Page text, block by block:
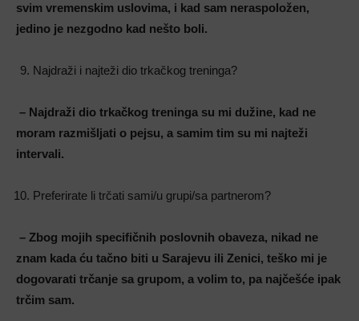
svim vremenskim uslovima, i kad sam neraspoložen,
jedino je nezgodno kad nešto boli.
Najdraži i najteži dio trkačkog treninga?
– Najdraži dio trkačkog treninga su mi dužine, kad ne
moram razmišljati o pejsu, a samim tim su mi najteži
intervali.
Preferirate li trčati sami/u grupi/sa partnerom?
– Zbog mojih specifičnih poslovnih obaveza, nikad ne
znam kada ću tačno biti u Sarajevu ili Zenici, teško mi je
dogovarati trčanje sa grupom, a volim to, pa najčešće ipak
trčim sam.